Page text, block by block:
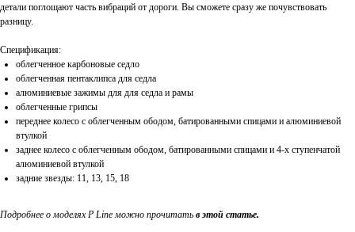
детали поглощают часть вибраций от дороги. Вы сможете сразу же почувствовать
разницу.
Спецификация:
облегченное карбоновые седло
облегченная пентаклипса для седла
алюминиевые зажимы для для седла и рамы
облегченные грипсы
переднее колесо с облегченным ободом, батированными спицами и алюминиевой
втулкой
заднее колесо с облегченным ободом, батированными спицами и 4-х ступенчатой
алюминиевой втулкой
задние звезды: 11, 13, 15, 18
Подробнее о моделях P Line можно прочитать в этой статье.